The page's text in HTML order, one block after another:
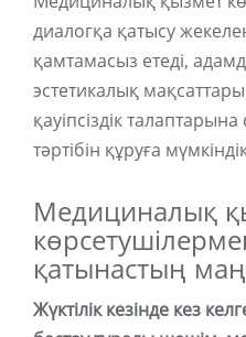
диалогқа қатысу
қамтамасыз етеді,
эстетикалық
қауіпсіздік талаптарына
тәртібін құруға
Медициналық
қатынастың
Жүктілік кезінде кез